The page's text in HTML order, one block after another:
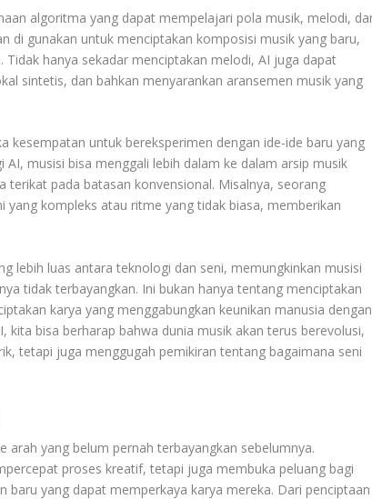
algoritma yang dapat mempelajari pola musik, melodi,
di gunakan untuk menciptakan komposisi musik yang baru,
hanya sekadar menciptakan melodi, AI juga dapat
sintetis, dan bahkan menyarankan aransemen musik yang
kesempatan untuk bereksperimen dengan ide-ide baru yang
musisi bisa menggali lebih dalam ke dalam arsip musik
terikat pada batasan konvensional. Misalnya, seorang
kompleks atau ritme yang tidak biasa, memberikan
lebih luas antara teknologi dan seni, memungkinkan musisi
tidak terbayangkan. Ini bukan hanya tentang menciptakan
karya yang menggabungkan keunikan manusia dengan
bisa berharap bahwa dunia musik akan terus berevolusi,
tetapi juga menggugah pemikiran tentang bagaimana seni
yang belum pernah terbayangkan sebelumnya.
proses kreatif, tetapi juga membuka peluang bagi
baru yang dapat memperkaya karya mereka. Dari penciptaan